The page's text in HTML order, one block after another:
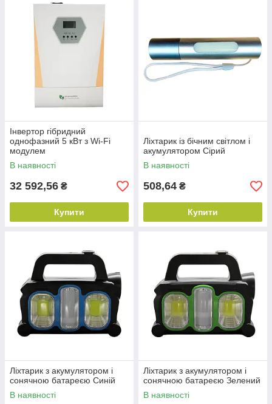
Інвертор гібридний
однофазний 5 кВт з Wi-Fi
модулем
В наявності
32 592,56 ₴
Купити
Ліхтарик із бічним світлом і
акумулятором Сірий
В наявності
508,64 ₴
Купити
Ліхтарик з акумулятором і
сонячною батареєю Синій
В наявності
Ліхтарик з акумулятором і
сонячною батареєю Зелений
В наявності